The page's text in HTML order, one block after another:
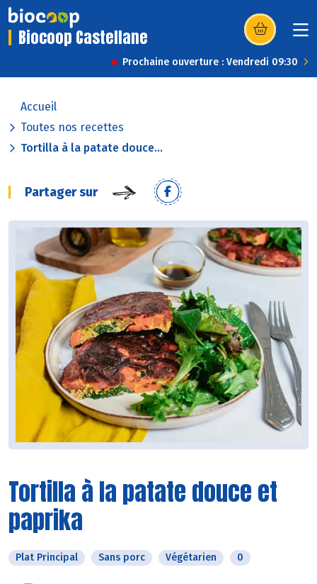
Biocoop Castellane (s’ouvre dans
Prochaine ouverture : Vendredi 09:30
Accueil
Toutes nos recettes
Tortilla à la patate douce...
Partager sur
Tortilla à la patate douce et
paprika
Plat Principal Sans porc Végétarien 0